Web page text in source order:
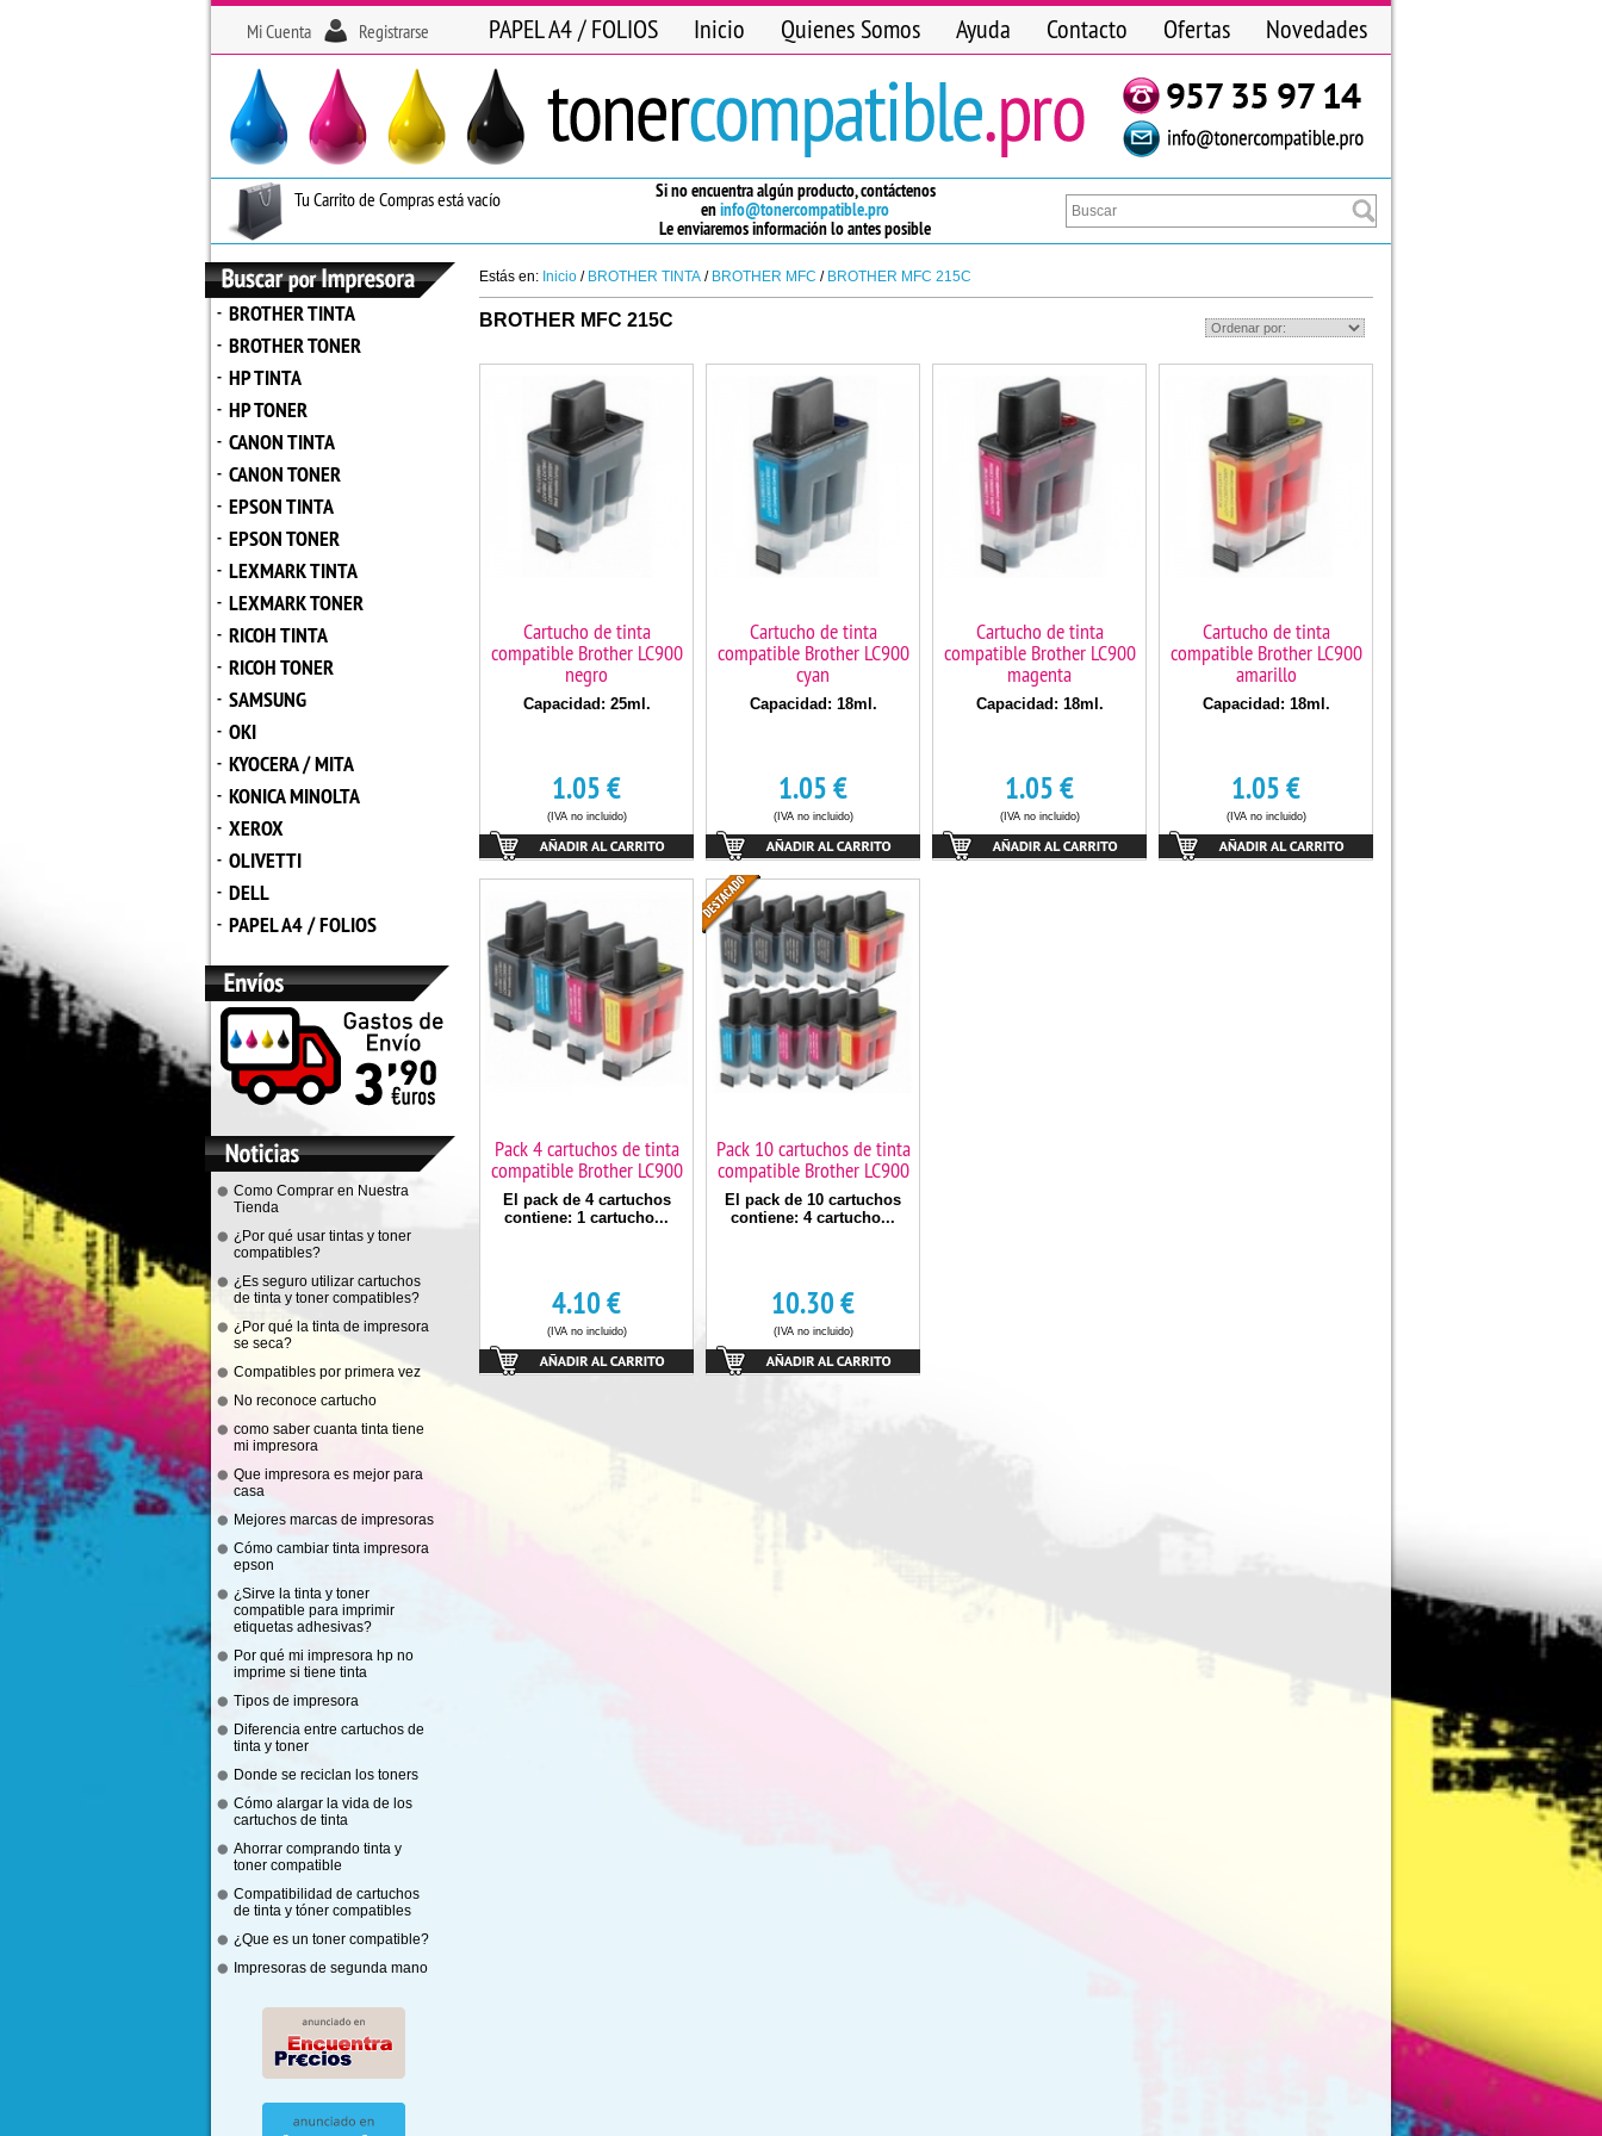
Mi Cuenta Registrarse PAPEL A4 / FOLIOS Inicio Quienes Somos Ayuda Contacto Ofertas Novedades
Si no encuentra algún producto, contáctenos
eninfo@tonercompatible.pro
Le enviaremos información lo antes posible
Tu Carrito de Compras está vacío
- BROTHER TINTA
- BROTHER TONER
- HP TINTA
- HP TONER
- CANON TINTA
- CANON TONER
- EPSON TINTA
- EPSON TONER
- LEXMARK TINTA
- LEXMARK TONER
- RICOH TINTA
- RICOH TONER
- SAMSUNG
- OKI
- KYOCERA / MITA
- KONICA MINOLTA
- XEROX
- OLIVETTI
- DELL
- PAPEL A4 / FOLIOS
Como Comprar en Nuestra
Tienda
¿Por qué usar tintas y toner
compatibles?
¿Es seguro utilizar cartuchos
de tinta y toner compatibles?
¿Por qué la tinta de impresora
se seca?
Compatibles por primera vez
No reconoce cartucho
como saber cuanta tinta tiene
mi impresora
Que impresora es mejor para
casa
Mejores marcas de impresoras
Cómo cambiar tinta impresora
epson
¿Sirve la tinta y toner
compatible para imprimir
etiquetas adhesivas?
Por qué mi impresora hp no
imprime si tiene tinta
Tipos de impresora
Diferencia entre cartuchos de
tinta y toner
Donde se reciclan los toners
Cómo alargar la vida de los
cartuchos de tinta
Ahorrar comprando tinta y
toner compatible
Compatibilidad de cartuchos
de tinta y tóner compatibles
¿Que es un toner compatible?
Impresoras de segunda mano
Estás en: Inicio / BROTHER TINTA / BROTHER MFC / BROTHER MFC 215C
BROTHER MFC 215C
Cartucho de tinta
compatible Brother LC900
negro
Capacidad: 25ml.
1.05€
(IVA no incluido)
Cartucho de tinta
compatible Brother LC900
cyan
Capacidad: 18ml.
1.05€
(IVA no incluido)
Cartucho de tinta
compatible Brother LC900
magenta
Capacidad: 18ml.
1.05€
(IVA no incluido)
Cartucho de tinta
compatible Brother LC900
amarillo
Capacidad: 18ml.
1.05€
(IVA no incluido)
Pack 4 cartuchos de tinta
compatible Brother LC900
El pack de 4 cartuchos
contiene: 1 cartucho...
4.10€
(IVA no incluido)
Pack 10 cartuchos de tinta
compatible Brother LC900
El pack de 10 cartuchos
contiene: 4 cartucho...
10.30€
(IVA no incluido)